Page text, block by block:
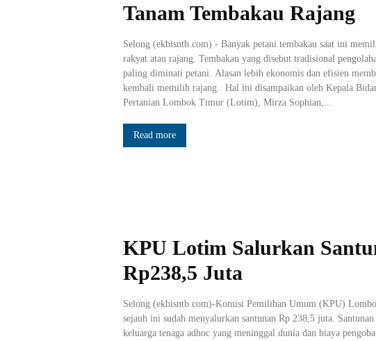
Tanam Tembakau Rajang
Selong (ekbisntb.com) - Banyak petani tembakau saat ini
rakyat atau rajang. Tembakau yang disebut tradisional
paling diminati petani. Alasan lebih ekonomis dan efisien
kembali memilih rajang. Hal ini disampaikan oleh Kepala
Pertanian Lombok Timur (Lotim), Mirza Sophian,...
Read more
KPU Lotim Salurkan
Rp238,5 Juta
Selong (ekbisntb.com)-Komisi Pemilihan Umum (KPU)
sejauh ini sudah menyalurkan santunan Rp 238,5 juta.
keluarga tenaga adhoc yang meninggal dunia dan biaya